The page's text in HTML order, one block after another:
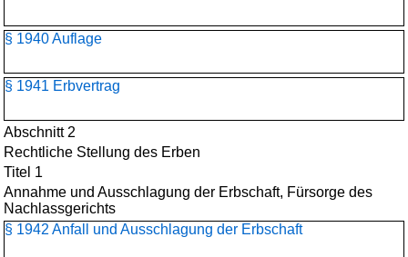
§ 1940 Auflage
§ 1941 Erbvertrag
Abschnitt 2
Rechtliche Stellung des Erben
Titel 1
Annahme und Ausschlagung der Erbschaft, Fürsorge des
Nachlassgerichts
§ 1942 Anfall und Ausschlagung der Erbschaft